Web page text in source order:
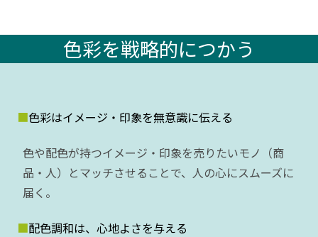
色彩を戦略的につかう
色彩はイメージ・印象を無意識に伝える
色や配色が持つイメージ・印象を売りたいモノ（商
品・人）とマッチさせることで、人の心にスムーズに
届く。
配色調和は、心地よさを与える